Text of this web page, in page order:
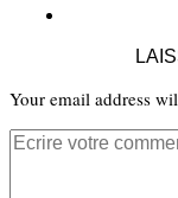
Your email address